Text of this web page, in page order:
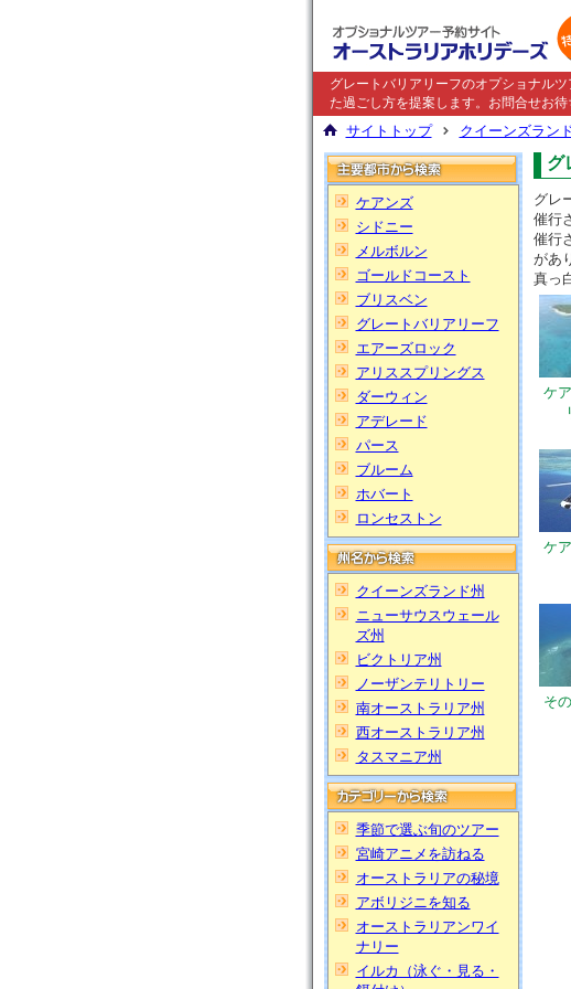
グレートバリアリーフのオプショナル
た過ごし方を提案します。お問合せお待
サイトトップ クイーンズラン
ケアンズ
シドニー
メルボルン
ゴールドコースト
ブリスベン
グレートバリアリーフ
エアーズロック
アリススプリングス
ダーウィン
アデレード
パース
ブルーム
ホバート
ロンセストン
クイーンズランド州
ニューサウスウェール
ズ州
ビクトリア州
ノーザンテリトリー
南オーストラリア州
西オーストラリア州
タスマニア州
季節で選ぶ旬のツアー
宮崎アニメを訪ねる
オーストラリアの秘境
アボリジニを知る
オーストラリアンワイ
ナリー
イルカ（泳ぐ・見る・
グ
グレ
催行
催行
があ
真っ
ケ
ケ
そ